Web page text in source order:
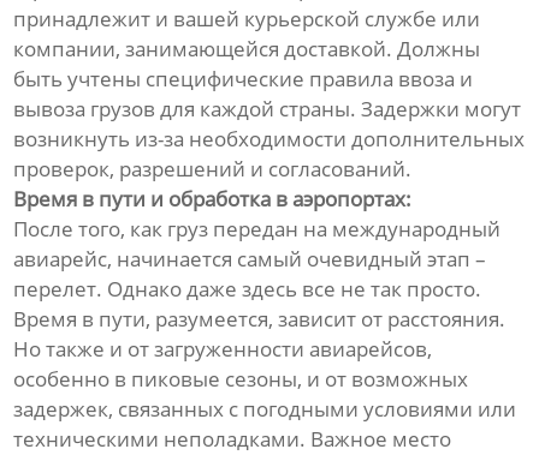
принадлежит и вашей курьерской службе или
компании, занимающейся доставкой. Должны
быть учтены специфические правила ввоза и
вывоза грузов для каждой страны. Задержки могут
возникнуть из-за необходимости дополнительных
проверок, разрешений и согласований.
Время в пути и обработка в аэропортах:
После того, как груз передан на международный
авиарейс, начинается самый очевидный этап –
перелет. Однако даже здесь все не так просто.
Время в пути, разумеется, зависит от расстояния.
Но также и от загруженности авиарейсов,
особенно в пиковые сезоны, и от возможных
задержек, связанных с погодными условиями или
техническими неполадками. Важное место